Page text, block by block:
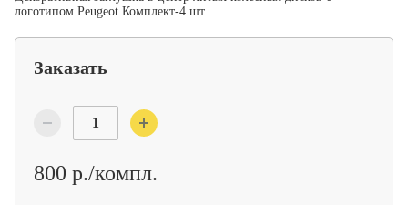
логотипом Peugeot.Комплект-4 шт.
Заказать
800 р./компл.